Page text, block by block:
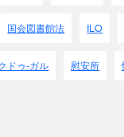
産党の疑いある者
国会図書館法 ILO
ドゥ-ガル 慰安所